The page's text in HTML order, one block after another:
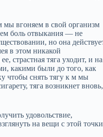
вгоняем в свой организм
боль отвыкания — не
но она
в этом никакой
страстная тяга уходит, и на
какими были до того, как
чтобы снять тягу к м мы
тяга возникнет вновь,
удовольствие,
на вещи с этой точки